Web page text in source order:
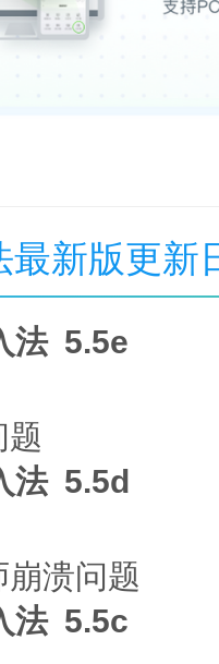
最新版更新
5.5e
5.5d
溃问题
5.5c